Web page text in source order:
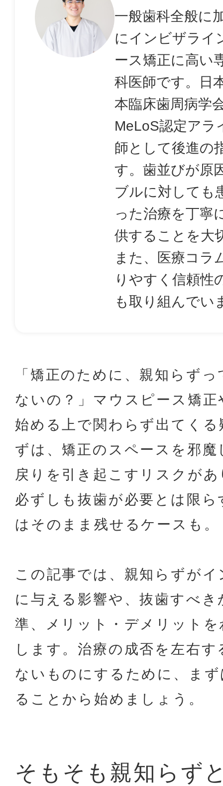
一般歯科全般に
にインビザライ
ース矯正に高い
科医師です。日
本臨床歯周病学
MeLoS認定アラ
師として後進の
す。歯並びが原
ブルに対しても
った治療を丁寧
供することを大
また、医療コラ
りやすく信頼性
も取り組んでい
「矯正のために、親知らず
ないの？」マウスピース矯
始める上で関わらず出てく
ずは、矯正のスペースを邪
戻りを引き起こすリスクが
必ずしも抜歯が必要とは限
はそのまま残せるケースも。
この記事では、親知らずが
に与える影響や、抜歯すべ
準、メリット・デメリット
します。治療の成否を左右
ないものにするために、ま
ることから始めましょう。
そもそも親知らず